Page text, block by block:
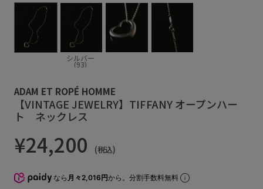
シルバー
(93)
ADAM ET ROPÉ HOMME
【VINTAGE JEWELRY】TIFFANY オープンハー
ト ネックレス
¥24,200 (税込)
なら 月々2,016円から。分割手数料無料